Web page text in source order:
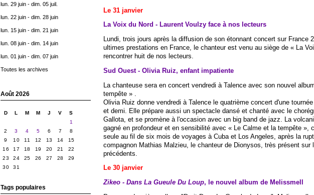
lun. 29 juin - dim. 05 juil.
lun. 22 juin - dim. 28 juin
lun. 15 juin - dim. 21 juin
lun. 08 juin - dim. 14 juin
lun. 01 juin - dim. 07 juin
Toutes les archives
Août 2026
D L M M J V
S
1
2
3 4 5 6 7
8
9
10 11 12 13 14
15
16
17 18 19 20 21
22
23
24 25 26 27 28
29
30
31
Tags populaires
Le 31 janvier
La Voix du Nord - Laurent Voulzy face à nos lecteurs
Lundi, trois jours après la diffusion de son étonnant concert sur France
ultimes prestations en France, le chanteur est venu au siège de « La
rencontrer huit de nos lecteurs.
Sud Ouest - Olivia Ruiz, enfant impatiente
La chanteuse sera en concert vendredi à Talence avec son nouvel
tempête » .
Olivia Ruiz donne vendredi à Talence le quatrième concert d'une
et demi. Elle prépare aussi un spectacle dansé et chanté avec le
Gallota, et se promène à l'occasion avec un big band de jazz. La
gagné en profondeur et en sensibilité avec « Le Calme et la tempête »,
seule au fil de six mois de voyages à Cuba et Los Angeles, après la
compagnon Mathias Malzieu, le chanteur de Dionysos, très présent sur
précédents.
Le 30 janvier
Zikeo - Dans La Gueule Du Loup, le nouvel album de Melissmell